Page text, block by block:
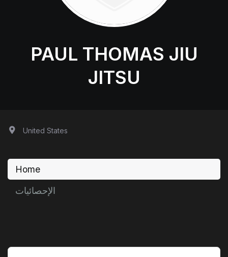
PAUL THOMAS JIU
JITSU
United States
Home
الإحصائيات